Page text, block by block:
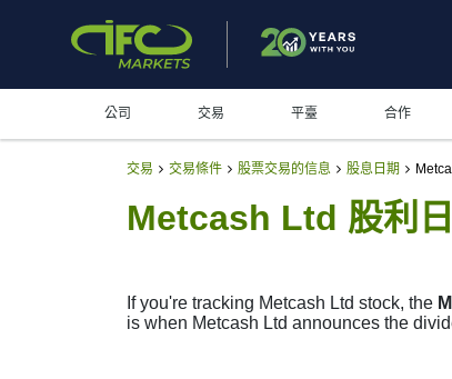
公司 交易 平臺 合作
交易 交易條件 股票交易的信息 股息日期
Metcash Ltd 股利
If you're tracking Metcash Ltd stock, the
is when Metcash Ltd announces the